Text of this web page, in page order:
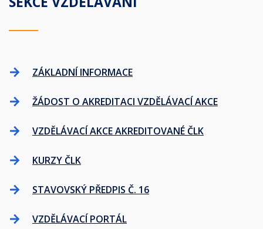
ZÁKLADNÍ INFORMACE
ŽÁDOST O AKREDITACI VZDĚLÁVACÍ AKCE
VZDĚLÁVACÍ AKCE AKREDITOVANÉ ČLK
KURZY ČLK
STAVOVSKÝ PŘEDPIS Č. 16
VZDĚLÁVACÍ PORTÁL